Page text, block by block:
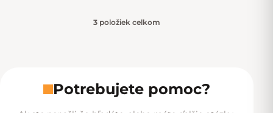
3 položiek celkom
Potrebujete pomoc?